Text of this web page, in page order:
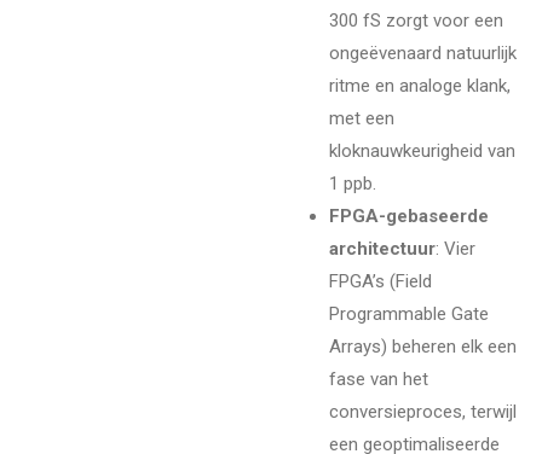
300 fS zorgt voor een
ongeëvenaard natuurlijk
ritme en analoge klank,
met een
kloknauwkeurigheid van
1 ppb.
FPGA-gebaseerde
architectuur: Vier
FPGA’s (Field
Programmable Gate
Arrays) beheren elk een
fase van het
conversieproces, terwijl
een geoptimaliseerde